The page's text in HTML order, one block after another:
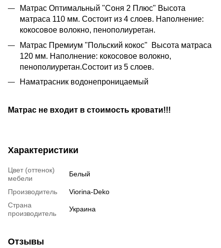
Матрас Оптимальный "Соня 2 Плюс" Высота
матраса 110 мм. Состоит из 4 слоев. Наполнение:
кокосовое волокно, пенополиуретан.
Матрас Премиум "Польский кокос" Высота матраса
120 мм. Наполнение: кокосовое волокно,
пенополиуретан.Состоит из 5 слоев.
Наматрасник водонепроницаемый
Матрас не входит в стоимость кровати!!!
Характеристики
Цвет (оттенок)
мебели
Белый
Производитель
Viorina-Deko
Страна
производитель
Украина
Отзывы